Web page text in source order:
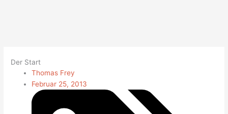
Der Start
Thomas Frey
Februar 25, 2013